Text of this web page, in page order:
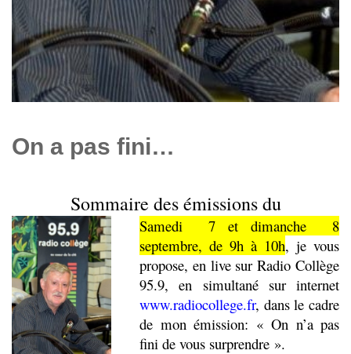
On a pas fini…
Sommaire des émissions du
Samedi 7 et dimanche 8
septembre, de 9h à 10h, je vous
propose, en live sur Radio Collège
95.9, en simultané sur internet
www.radiocollege.fr, dans le cadre
de mon émission: « On n’a pas
fini de vous surprendre ».